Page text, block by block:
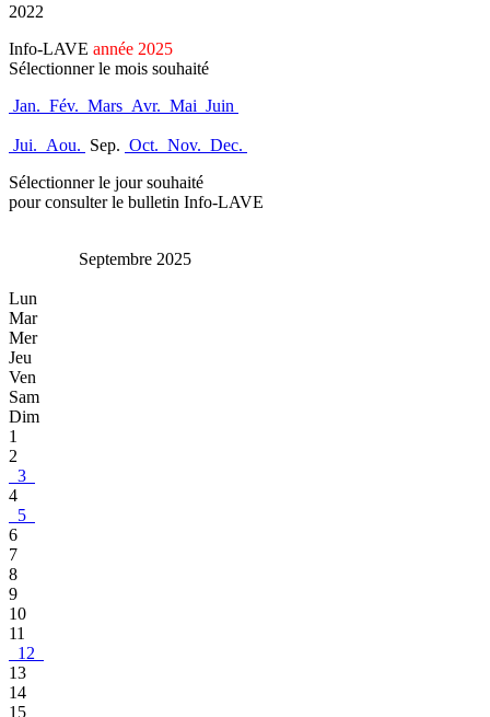
2022
Info-LAVE année 2025
Sélectionner le mois souhaité
Jan. Fév. Mars Avr. Mai Juin
Jui. Aou. Sep. Oct. Nov. Dec.
Sélectionner le jour souhaité
pour consulter le bulletin Info-LAVE
Septembre 2025
Lun
Mar
Mer
Jeu
Ven
Sam
Dim
1
2
3
4
5
6
7
8
9
10
11
12
13
14
15